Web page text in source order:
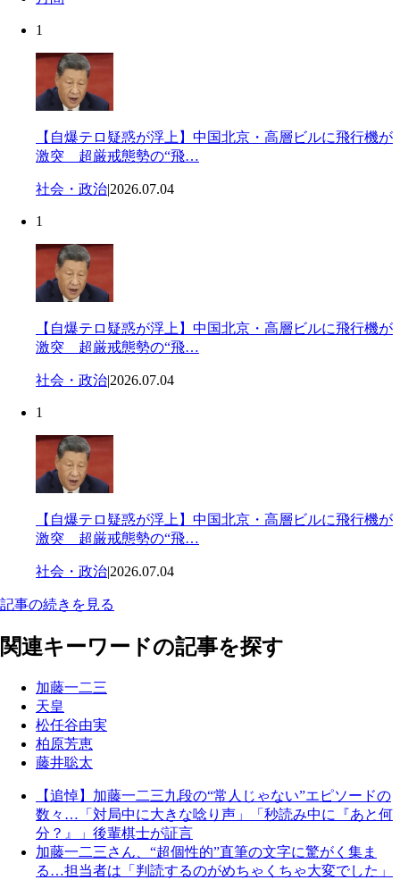
1
【自爆テロ疑惑が浮上】中国北京・高層ビルに飛行機が
激突 超厳戒態勢の“飛…
社会・政治|2026.07.04
1
【自爆テロ疑惑が浮上】中国北京・高層ビルに飛行機が
激突 超厳戒態勢の“飛…
社会・政治|2026.07.04
1
【自爆テロ疑惑が浮上】中国北京・高層ビルに飛行機が
激突 超厳戒態勢の“飛…
社会・政治|2026.07.04
記事の続きを見る
関連キーワードの記事を探す
加藤一二三
天皇
松任谷由実
柏原芳恵
藤井聡太
【追悼】加藤一二三九段の“常人じゃない”エピソードの
数々…「対局中に大きな唸り声」「秒読み中に『あと何
分？』」後輩棋士が証言
加藤一二三さん、“超個性的”直筆の文字に驚がく集ま
る…担当者は「判読するのがめちゃくちゃ大変でした」